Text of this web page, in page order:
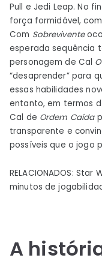
Pull e Jedi Leap. No
força formidável,
Com Sobrevivente
esperada sequência
personagem de Cal
“desaprender” para
essas habilidades
entanto, em termos
Cal de Ordem Caída
transparente e
possíveis que o jogo
RELACIONADOS:
minutos de
A